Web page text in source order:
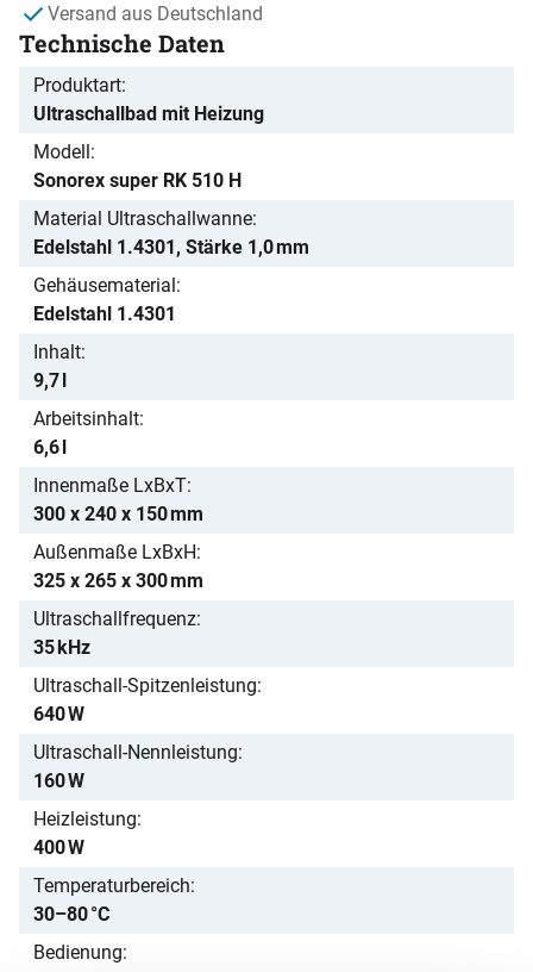
Versand aus Deutschland
Technische Daten
Produktart
Ultraschallbad mit Heizung
Modell
Sonorex super RK 510 H
Material Ultraschallwanne
Edelstahl 1.4301, Stärke 1,0 mm
Gehäusematerial
Edelstahl 1.4301
Inhalt
9,7 l
Arbeitsinhalt
6,6 l
Innenmaße LxBxT
300 x 240 x 150 mm
Außenmaße LxBxH
325 x 265 x 300 mm
Ultraschallfrequenz
35 kHz
Ultraschall-Spitzenleistung
640 W
Ultraschall-Nennleistung
160 W
Heizleistung
400 W
Temperaturbereich
30–80 °C
Bedienung